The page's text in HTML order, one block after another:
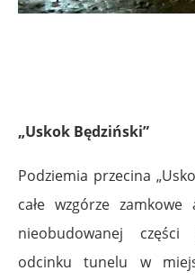
„Uskok Będziński”
Podziemia przecina
całe wzgórze
nieobudowanej
odcinku tunelu w